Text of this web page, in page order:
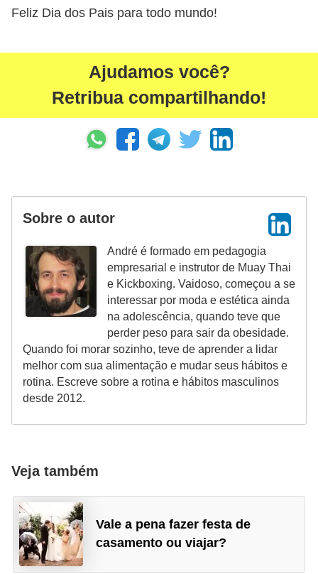
Feliz Dia dos Pais para todo mundo!
Ajudamos você?
Retribua compartilhando!
Sobre o autor
André é formado em pedagogia
empresarial e instrutor de Muay Thai
e Kickboxing. Vaidoso, começou a se
interessar por moda e estética ainda
na adolescência, quando teve que
perder peso para sair da obesidade.
Quando foi morar sozinho, teve de aprender a lidar
melhor com sua alimentação e mudar seus hábitos e
rotina. Escreve sobre a rotina e hábitos masculinos
desde 2012.
Veja também
Vale a pena fazer festa de
casamento ou viajar?